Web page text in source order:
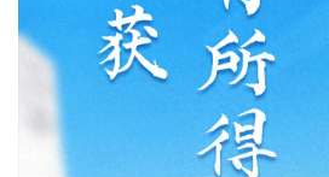
健康
相亲